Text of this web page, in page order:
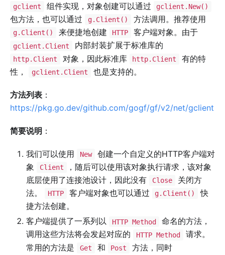
gclient 组件实现，对象创建可以通过 gclient.New()
包方法，也可以通过 g.Client() 方法调用。推荐使用
g.Client() 来便捷地创建 HTTP 客户端对象。由于
gclient.Client 内部封装扩展于标准库的
http.Client 对象，因此标准库 http.Client
有的特
性，
gclient.Client 也是支持的。
方法列表 ：
https://pkg.go.dev/github.com/gogf/gf/v2/net/gclient
简要说明 ：
我们可以使用 New
创建一个自定义的HTTP客户端对
象
Client
，随后可以使用该对象执行请求，该对象
底层使用了连接池设计，因此没有
Close
关闭方
法。
HTTP 客户端对象也可以通过 g.Client()
快
捷方法创建。
客户端提供了一系列以
HTTP Method
命名的方法，
调用这些方法将会发起对应的
HTTP Method
请求。
常用的方法是
Get 和 Post 方法，同时